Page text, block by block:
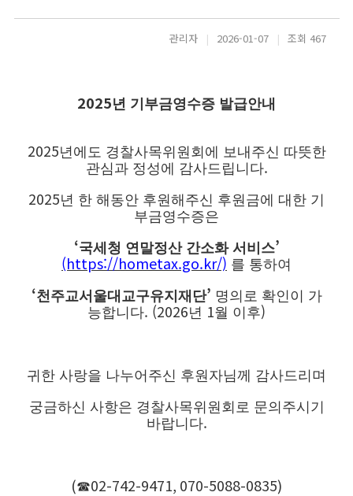
관리자 | 2026-01-07 | 조회 467
2025년 기부금영수증 발급안내
2025년에도 경찰사목위원회에 보내주신 따뜻한
관심과 정성에 감사드립니다.
2025년 한 해동안 후원해주신 후원금에 대한 기
부금영수증은
‘국세청 연말정산 간소화 서비스’
(https://hometax.go.kr/) 를 통하여
‘천주교서울대교구유지재단’ 명의로 확인이 가
능합니다. (2026년 1월 이후)
귀한 사랑을 나누어주신 후원자님께 감사드리며
궁금하신 사항은 경찰사목위원회로 문의주시기
바랍니다.
(☎02-742-9471, 070-5088-0835)